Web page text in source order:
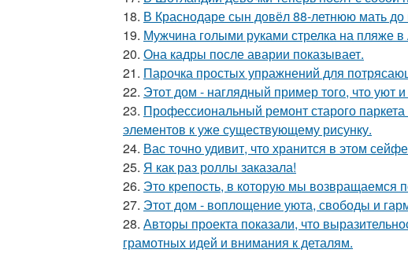
18. В Краснодаре сын довёл 88-летнюю мать до
19. Мужчина голыми руками стрелка на пляже
20. Она кадры после аварии показывает.
21. Парочка простых упражнений для
22. Этот дом - наглядный пример того, что уют
23. Профессиональный ремонт старого
элементов к уже существующему рисунку.
24. Вас точно удивит, что хранится в этом
25. Я как раз роллы заказала!
26. Это крепость, в которую мы возвращаемся
27. Этот дом - воплощение уюта, свободы и
28. Авторы проекта показали, что
грамотных идей и внимания к деталям.